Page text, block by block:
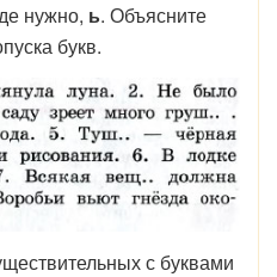
нужно, ь. Объясните
букв.
с буквами